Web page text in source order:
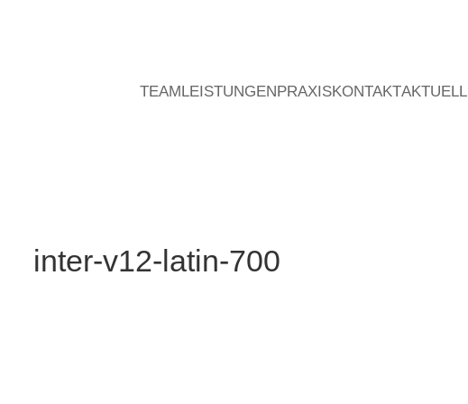
TEAMLEISTUNGENPRAXISKONTAKT
inter-v12-latin-700